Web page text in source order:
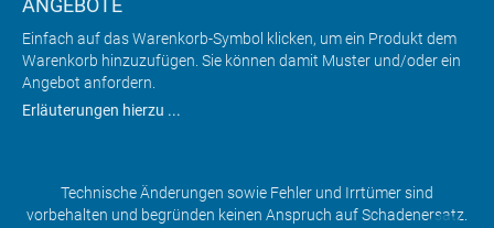
Einfach auf das Warenkorb-Symbol klicken, um ein Produkt dem
Warenkorb hinzuzufügen. Sie können damit Muster und/oder ein
Angebot anfordern.
Erläuterungen hierzu ...
Technische Änderungen sowie Fehler und Irrtümer sind
vorbehalten und begründen keinen Anspruch auf Schadenersatz.